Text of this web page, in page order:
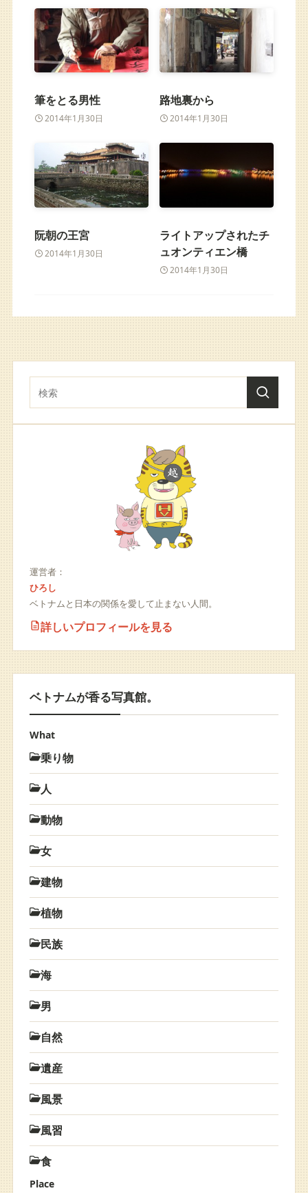
筆をとる男性
2014年1月30日
路地裏から
2014年1月30日
阮朝の王宮
2014年1月30日
ライトアップされたチ
ュオンティエン橋
2014年1月30日
運営者：
ひろし
ベトナムと日本の関係を愛して止まない人間。
詳しいプロフィールを見る
ベトナムが香る写真館。
What
乗り物
人
動物
女
建物
植物
民族
海
男
自然
遺産
風景
風習
食
Place